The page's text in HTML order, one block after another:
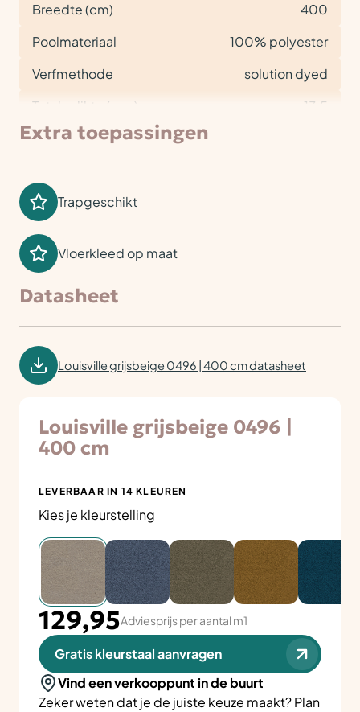
Breedte (cm)
400
Poolmateriaal
100% polyester
Verfmethode
solution dyed
Totale dikte (mm)
13,5
Extra toepassingen
Trapgeschikt
Vloerkleed op maat
Datasheet
Louisville grijsbeige 0496 | 400 cm datasheet
Louisville grijsbeige 0496 |
400 cm
LEVERBAAR IN 14 KLEUREN
Kies je kleurstelling
129,95Adviesprijs per aantal m1
Gratis kleurstaal aanvragen
Vind een verkooppunt in de buurt
Zeker weten dat je de juiste keuze maakt? Plan